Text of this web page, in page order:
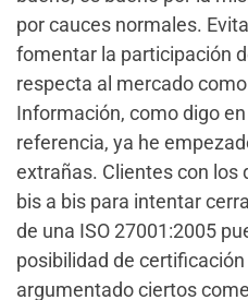
por cauces normales.
fomentar la participación
respecta al mercado
Información, como digo
referencia, ya he
extrañas. Clientes con los
bis a bis para intentar
de una ISO 27001:2005
posibilidad de
argumentado ciertos